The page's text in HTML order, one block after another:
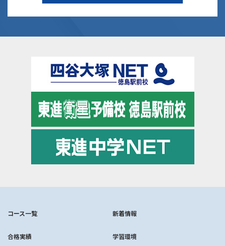
コース一覧 新着情報
合格実績 学習環境